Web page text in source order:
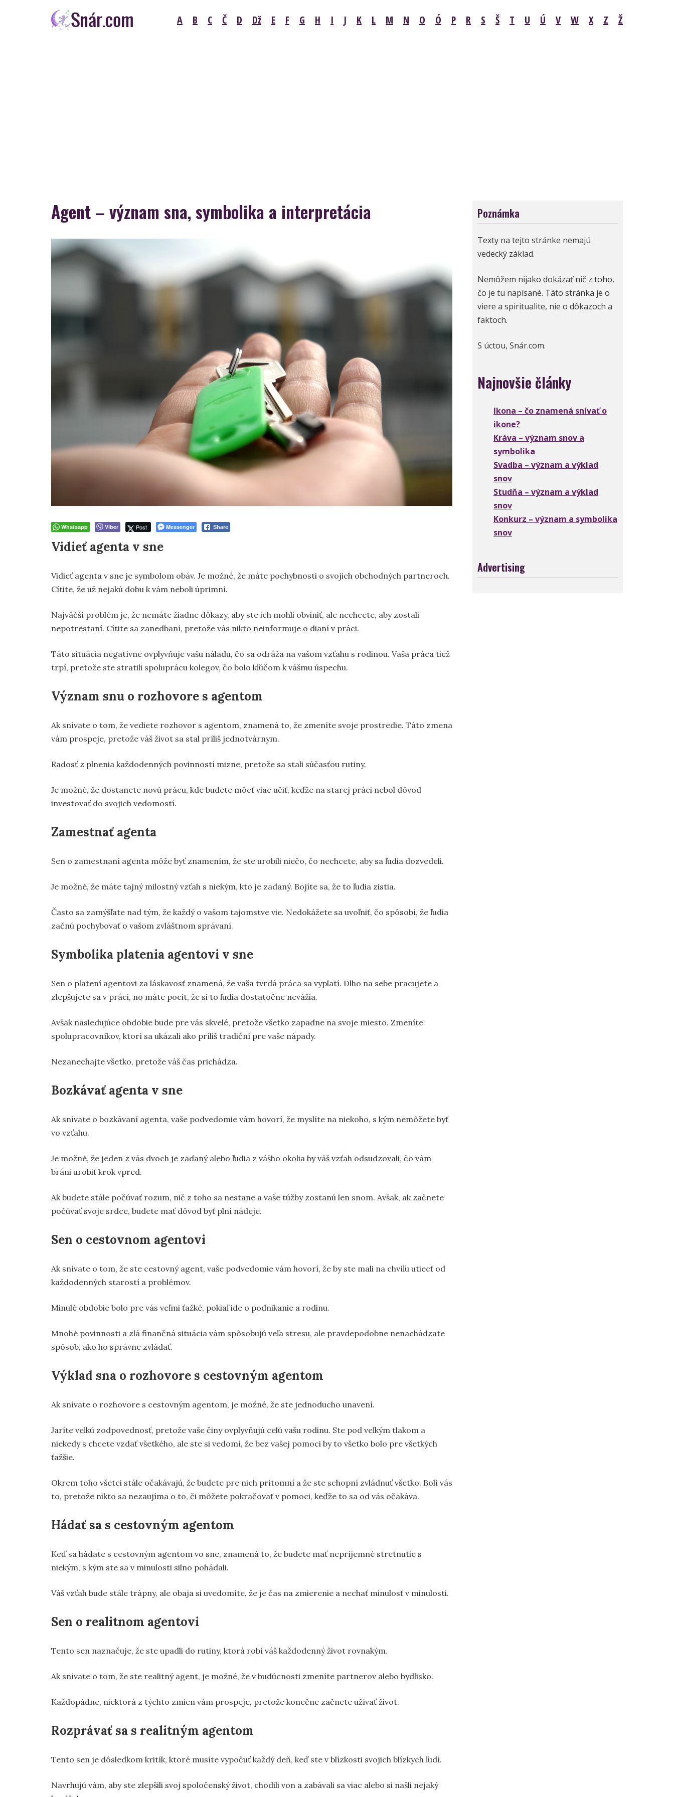
A B C Č D Dž E F G H I J K L M N O Ó P R S Š T U Ú V W X Z Ž
Agent – význam sna, symbolika a interpretácia
Whatsapp Viber Post Messenger Share
Vidieť agenta v sne
Vidieť agenta v sne je symbolom obáv. Je možné, že máte pochybnosti o svojich obchodných partneroch.
Cítite, že už nejakú dobu k vám neboli úprimní.
Najväčší problém je, že nemáte žiadne dôkazy, aby ste ich mohli obviniť, ale nechcete, aby zostali
nepotrestaní. Cítite sa zanedbaní, pretože vás nikto neinformuje o dianí v práci.
Táto situácia negatívne ovplyvňuje vašu náladu, čo sa odráža na vašom vzťahu s rodinou. Vaša práca tiež
trpí, pretože ste stratili spoluprácu kolegov, čo bolo kľúčom k vášmu úspechu.
Význam snu o rozhovore s agentom
Ak snívate o tom, že vediete rozhovor s agentom, znamená to, že zmeníte svoje prostredie. Táto zmena
vám prospeje, pretože váš život sa stal príliš jednotvárnym.
Radosť z plnenia každodenných povinností mizne, pretože sa stali súčasťou rutiny.
Je možné, že dostanete novú prácu, kde budete môcť viac učiť, keďže na starej práci nebol dôvod
investovať do svojich vedomostí.
Zamestnať agenta
Sen o zamestnaní agenta môže byť znamením, že ste urobili niečo, čo nechcete, aby sa ľudia dozvedeli.
Je možné, že máte tajný milostný vzťah s niekým, kto je zadaný. Bojíte sa, že to ľudia zistia.
Často sa zamýšľate nad tým, že každý o vašom tajomstve vie. Nedokážete sa uvoľniť, čo spôsobí, že ľudia
začnú pochybovať o vašom zvláštnom správaní.
Symbolika platenia agentovi v sne
Sen o platení agentovi za láskavosť znamená, že vaša tvrdá práca sa vyplatí. Dlho na sebe pracujete a
zlepšujete sa v práci, no máte pocit, že si to ľudia dostatočne nevážia.
Avšak nasledujúce obdobie bude pre vás skvelé, pretože všetko zapadne na svoje miesto. Zmeníte
spolupracovníkov, ktorí sa ukázali ako príliš tradiční pre vaše nápady.
Nezanechajte všetko, pretože váš čas prichádza.
Bozkávať agenta v sne
Ak snívate o bozkávaní agenta, vaše podvedomie vám hovorí, že myslíte na niekoho, s kým nemôžete byť
vo vzťahu.
Je možné, že jeden z vás dvoch je zadaný alebo ľudia z vášho okolia by váš vzťah odsudzovali, čo vám
bráni urobiť krok vpred.
Ak budete stále počúvať rozum, nič z toho sa nestane a vaše túžby zostanú len snom. Avšak, ak začnete
počúvať svoje srdce, budete mať dôvod byť plní nádeje.
Sen o cestovnom agentovi
Ak snívate o tom, že ste cestovný agent, vaše podvedomie vám hovorí, že by ste mali na chvíľu utiecť od
každodenných starostí a problémov.
Minulé obdobie bolo pre vás veľmi ťažké, pokiaľ ide o podnikanie a rodinu.
Mnohé povinnosti a zlá finančná situácia vám spôsobujú veľa stresu, ale pravdepodobne nenachádzate
spôsob, ako ho správne zvládať.
Výklad sna o rozhovore s cestovným agentom
Ak snívate o rozhovore s cestovným agentom, je možné, že ste jednoducho unavení.
Jaríte veľkú zodpovednosť, pretože vaše činy ovplyvňujú celú vašu rodinu. Ste pod veľkým tlakom a
niekedy s chcete vzdať všetkého, ale ste si vedomí, že bez vašej pomoci by to všetko bolo pre všetkých
ťažšie.
Okrem toho všetci stále očakávajú, že budete pre nich prítomní a že ste schopní zvládnuť všetko. Bolí vás
to, pretože nikto sa nezaujíma o to, či môžete pokračovať v pomoci, keďže to sa od vás očakáva.
Hádať sa s cestovným agentom
Keď sa hádate s cestovným agentom vo sne, znamená to, že budete mať nepríjemné stretnutie s
niekým, s kým ste sa v minulosti silno pohádali.
Váš vzťah bude stále trápny, ale obaja si uvedomíte, že je čas na zmierenie a nechať minulosť v minulosti.
Sen o realitnom agentovi
Tento sen naznačuje, že ste upadli do rutiny, ktorá robí váš každodenný život rovnakým.
Ak snívate o tom, že ste realitný agent, je možné, že v budúcnosti zmeníte partnerov alebo bydlisko.
Každopádne, niektorá z týchto zmien vám prospeje, pretože konečne začnete užívať život.
Rozprávať sa s realitným agentom
Tento sen je dôsledkom kritík, ktoré musíte vypočuť každý deň, keď ste v blízkosti svojich blízkych ľudí.
Navrhujú vám, aby ste zlepšili svoj spoločenský život, chodili von a zabávali sa viac alebo si našli nejaký
Poznámka
Texty na tejto stránke nemajú
vedecký základ.
Nemôžem nijako dokázať nič z toho,
čo je tu napísané. Táto stránka je o
viere a spiritualite, nie o dôkazoch a
faktoch.
S úctou, Snár.com.
Najnovšie články
Ikona – čo znamená snívať o
ikone?
Kráva – význam snov a
symbolika
Svadba – význam a výklad
snov
Studňa – význam a výklad
snov
Konkurz – význam a symbolika
snov
Advertising